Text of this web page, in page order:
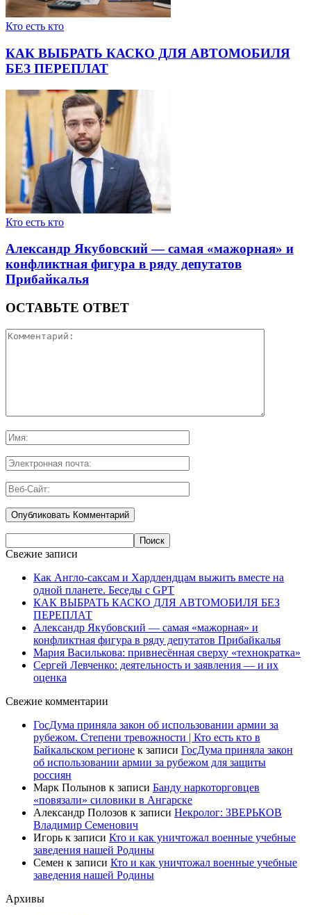
Кто есть кто
КАК ВЫБРАТЬ КАСКО ДЛЯ АВТОМОБИЛЯ
БЕЗ ПЕРЕПЛАТ
Кто есть кто
Александр Якубовский — самая «мажорная» и
конфликтная фигура в ряду депутатов
Прибайкалья
ОСТАВЬТЕ ОТВЕТ
Свежие записи
Как Англо-саксам и Хардлендцам выжить вместе на
одной планете. Беседы с GPT
КАК ВЫБРАТЬ КАСКО ДЛЯ АВТОМОБИЛЯ БЕЗ
ПЕРЕПЛАТ
Александр Якубовский — самая «мажорная» и
конфликтная фигура в ряду депутатов Прибайкалья
Мария Василькова: привнесённая сверху «технократка»
Сергей Левченко: деятельность и заявления — и их
оценка
Свежие комментарии
ГосДума приняла закон об использовании армии за
рубежом. Степени тревожности | Кто есть кто в
Байкальском регионе к записи ГосДума приняла закон
об использовании армии за рубежом для защиты
россиян
Марк Полынов к записи Банду наркоторговцев
«повязали» силовики в Ангарске
Александр Полозов к записи Некролог: ЗВЕРЬКОВ
Владимир Семенович
Игорь к записи Кто и как уничтожал военные учебные
заведения нашей Родины
Семен к записи Кто и как уничтожал военные учебные
заведения нашей Родины
Архивы